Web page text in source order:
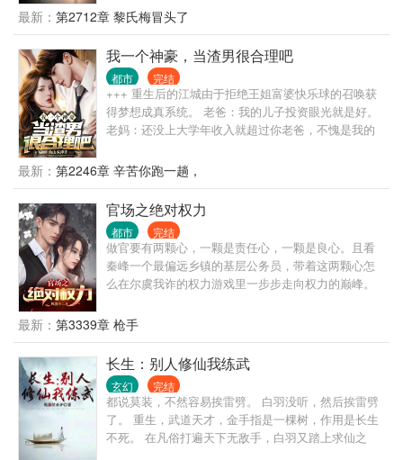
有官场博弈，有经济建设，有快意恩仇，自然也有个
人生活。 第四，不是和尚文，不是绿帽文，坚决不送
女。 第五，重生者最大的优势，就是能够预知未来，
每一次选择都是正确的。不但自己选择正确，还能帮
助领导选择正确。 一路正确，官无止境！
最新： 第2712章 黎氏梅冒头了
我一个神豪，当渣男很合理吧
都市 完结
+++ 重生后的江城由于拒绝王姐富婆快乐球的召唤获
得梦想成真系统。 老爸：我的儿子投资眼光就是好。
老妈：还没上大学年收入就超过你老爸，不愧是我的
的随心所欲。 顶级豪车全款买！未来流量女星他随手
就签约！ 他是人见人爱的校园男神！ 他是富可敌国的
商业大亨！ 他是威震四方的冷面大佬！
最新： 第2246章 辛苦你跑一趟，
官场之绝对权力
都市 完结
做官要有两颗心，一颗是责任心，一颗是良心。且看
秦峰一个最偏远乡镇的基层公务员，带着这两颗心怎
么在尔虞我诈的权力游戏里一步步走向权力的巅峰。
最新： 第3339章 枪手
长生：别人修仙我练武
玄幻 完结
都说莫装，不然容易挨雷劈。 白羽没听，然后挨雷劈
了。 重生，武道天才，金手指是一棵树，作用是长生
不死。 在凡俗打遍天下无敌手，白羽又踏上求仙之